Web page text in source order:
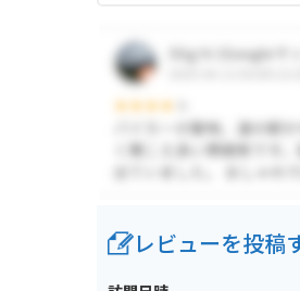
レビューを投稿